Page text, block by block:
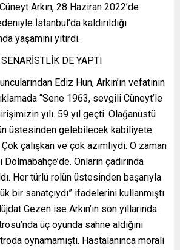
Arkın, 28 Haziran 2022’de
İstanbul’da kaldırıldığı
yaşamını yitirdi.
DE YAPTI
Ediz Hun, Arkın’ın vefatının
“Sene 1963, sevgili Cüneyt’le
yılı. 59 yıl geçti. Olağanüstü
üstesinden gelebilecek kabiliyete
çalışkan ve çok azimliydi. O zaman
Onların çadırında
Her türlü rolün üstesinden başarıyla
bir sanatçıydı” ifadelerini kullanmıştı.
Gezen ise Arkın’ın son yıllarında
üç oyunda sahne aldığını
oynamamıştı. Hastalanınca morali